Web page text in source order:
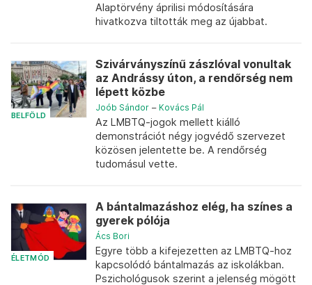
Alaptörvény áprilisi módosítására
hivatkozva tiltották meg az újabbat.
BELFÖLD
Szivárványszínű zászlóval vonultak
az Andrássy úton, a rendőrség nem
lépett közbe
Joób Sándor – Kovács Pál
Az LMBTQ-jogok mellett kiálló
demonstrációt négy jogvédő szervezet
közösen jelentette be. A rendőrség
tudomásul vette.
ÉLETMÓD
A bántalmazáshoz elég, ha színes a
gyerek pólója
Ács Bori
Egyre több a kifejezetten az LMBTQ-hoz
kapcsolódó bántalmazás az iskolákban.
Pszichológusok szerint a jelenség mögött